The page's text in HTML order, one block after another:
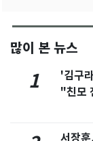
많이 본 뉴스
1
'김구
"친모
서장